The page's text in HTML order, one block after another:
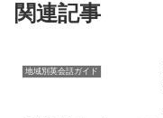
関連記事
地域別英会話ガイド